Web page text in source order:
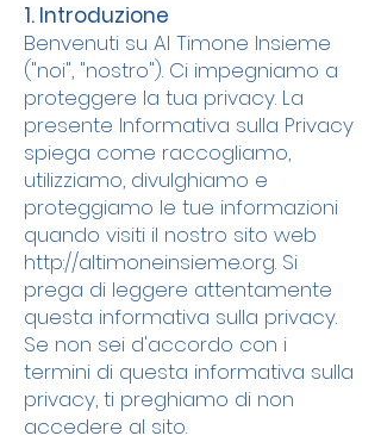
1. Introduzione
Benvenuti su Al Timone Insieme
("noi", "nostro"). Ci impegniamo a
proteggere la tua privacy. La
presente Informativa sulla Privacy
spiega come raccogliamo,
utilizziamo, divulghiamo e
proteggiamo le tue informazioni
quando visiti il nostro sito web
http://altimoneinsieme.org. Si
prega di leggere attentamente
questa informativa sulla privacy.
Se non sei d'accordo con i
termini di questa informativa sulla
privacy, ti preghiamo di non
accedere al sito.